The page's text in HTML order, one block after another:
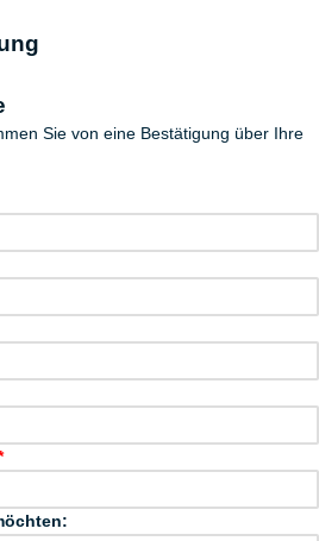
Sie von eine Bestätigung über Ihre